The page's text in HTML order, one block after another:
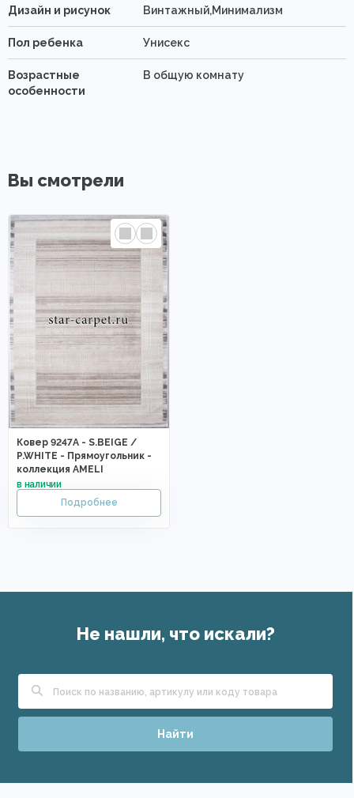
Дизайн и рисунок Винтажный,Минимализм
Пол ребенка Унисекс
Возрастные
особенности
В общую комнату
Вы смотрели
Ковер 9247A - S.BEIGE /
P.WHITE - Прямоугольник -
коллекция AMELI
Не нашли, что искали?
Найти